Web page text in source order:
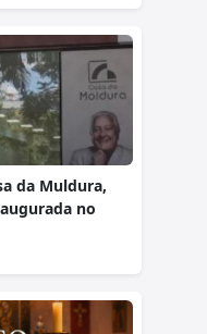
da Muldura,
no